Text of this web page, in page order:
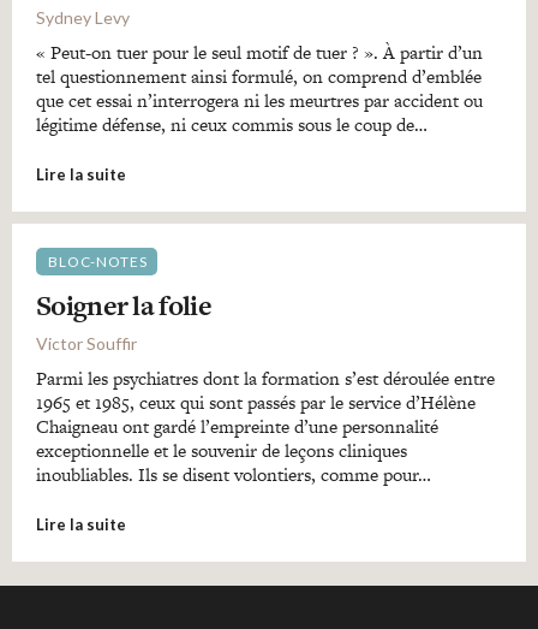
Sydney Levy
« Peut-on tuer pour le seul motif de tuer ? ». À partir d’un
tel questionnement ainsi formulé, on comprend d’emblée
que cet essai n’interrogera ni les meurtres par accident ou
légitime défense, ni ceux commis sous le coup de…
Lire la suite
BLOC-NOTES
Soigner la folie
Victor Souffir
Parmi les psychiatres dont la formation s’est déroulée entre
1965 et 1985, ceux qui sont passés par le service d’Hélène
Chaigneau ont gardé l’empreinte d’une personnalité
exceptionnelle et le souvenir de leçons cliniques
inoubliables. Ils se disent volontiers, comme pour…
Lire la suite